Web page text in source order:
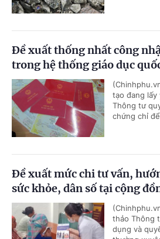
Đề xuất thống nhất công
trong hệ thống giáo dục
tạo đang lấy
Thông tư
chứng chỉ
Đề xuất mức chi tư vấn,
sức khỏe, dân số tại cộng
thảo Thông
dụng và